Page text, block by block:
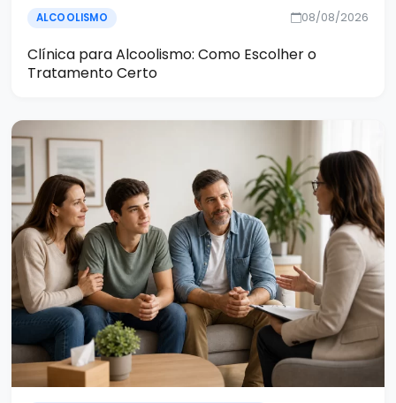
ALCOOLISMO 08/08/2026
Clínica para Alcoolismo: Como Escolher o
Tratamento Certo